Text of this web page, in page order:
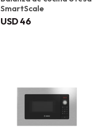
SmartScale
USD46